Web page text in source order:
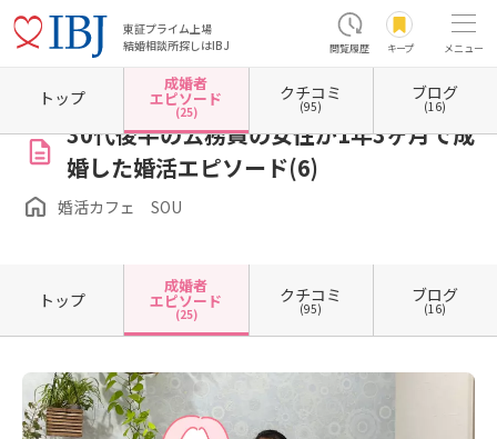
東証プライム上場
結婚相談所探しはIBJ
閲覧履歴 キープ メニュー
ホーム 沖縄県の結婚相談所 婚活カフェ SOU 成婚者エピソード一覧 成婚者エピソ
30代後半の公務員の女性が1年3ヶ月で成
婚した婚活エピソード(6)
婚活カフェ SOU
トップ
成婚者
エピソード
(25)
クチコミ
(95)
ブログ
(16)
トップ
成婚者
エピソード
(25)
クチコミ
(95)
ブログ
(16)